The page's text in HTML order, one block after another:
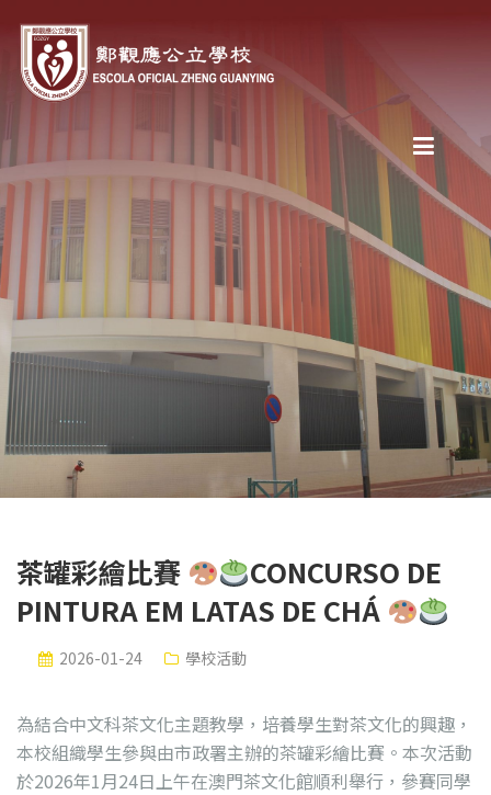
茶罐彩繪比賽
CONCURSO DE
PINTURA EM LATAS DE CHÁ
2026-01-24 學校活動
為結合中文科茶文化主題教學，培養學生對茶文化的興趣，
本校組織學生參與由市政署主辦的茶罐彩繪比賽。本次活動
於2026年1月24日上午在澳門茶文化館順利舉行，參賽同學